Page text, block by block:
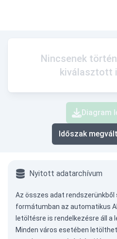
Nincsenek
kiválasztott
Diagram
Időszak
Nyitott adatarchívum
Az összes adat rendszerünkből
formátumban az automatikus
letöltésre is rendelkezésre áll a
Minden város esetében